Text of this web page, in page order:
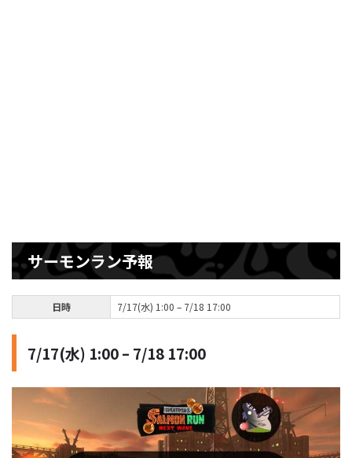
サーモンラン予報
日時 7/17(水) 1:00 – 7/18 17:00
7/17(水) 1:00 – 7/18 17:00